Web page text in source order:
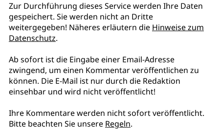
Zur Durchführung dieses Service werden Ihre Daten
gespeichert. Sie werden nicht an Dritte
weitergegeben! Näheres erläutern die Hinweise zum
Datenschutz.
Ab sofort ist die Eingabe einer Email-Adresse
zwingend, um einen Kommentar veröffentlichen zu
können. Die E-Mail ist nur durch die Redaktion
einsehbar und wird nicht veröffentlicht!
Ihre Kommentare werden nicht sofort veröffentlicht.
Bitte beachten Sie unsere Regeln.